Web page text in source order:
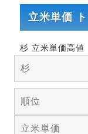
立米単価
杉 立米単価高値
杉
順位
立米単価